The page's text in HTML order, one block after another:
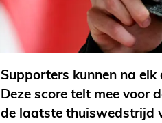
Supporters kunnen na
Deze score telt mee voor
de laatste thuiswedstrijd